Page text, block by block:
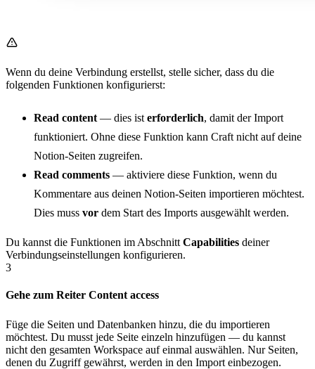
Wenn du deine Verbindung erstellst, stelle sicher, dass du die
folgenden Funktionen konfigurierst:
Read content — dies ist erforderlich, damit der Import
funktioniert. Ohne diese Funktion kann Craft nicht auf deine
Notion-Seiten zugreifen.
Read comments — aktiviere diese Funktion, wenn du
Kommentare aus deinen Notion-Seiten importieren möchtest.
Dies muss vor dem Start des Imports ausgewählt werden.
Du kannst die Funktionen im Abschnitt Capabilities deiner
Verbindungseinstellungen konfigurieren.
3
Gehe zum Reiter Content access
Füge die Seiten und Datenbanken hinzu, die du importieren
möchtest. Du musst jede Seite einzeln hinzufügen — du kannst
nicht den gesamten Workspace auf einmal auswählen. Nur Seiten,
denen du Zugriff gewährst, werden in den Import einbezogen.